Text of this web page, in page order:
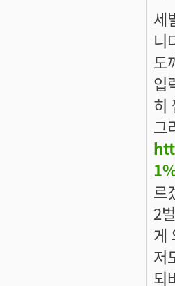
세
니
도
입
히
그
르
2
게
저
되